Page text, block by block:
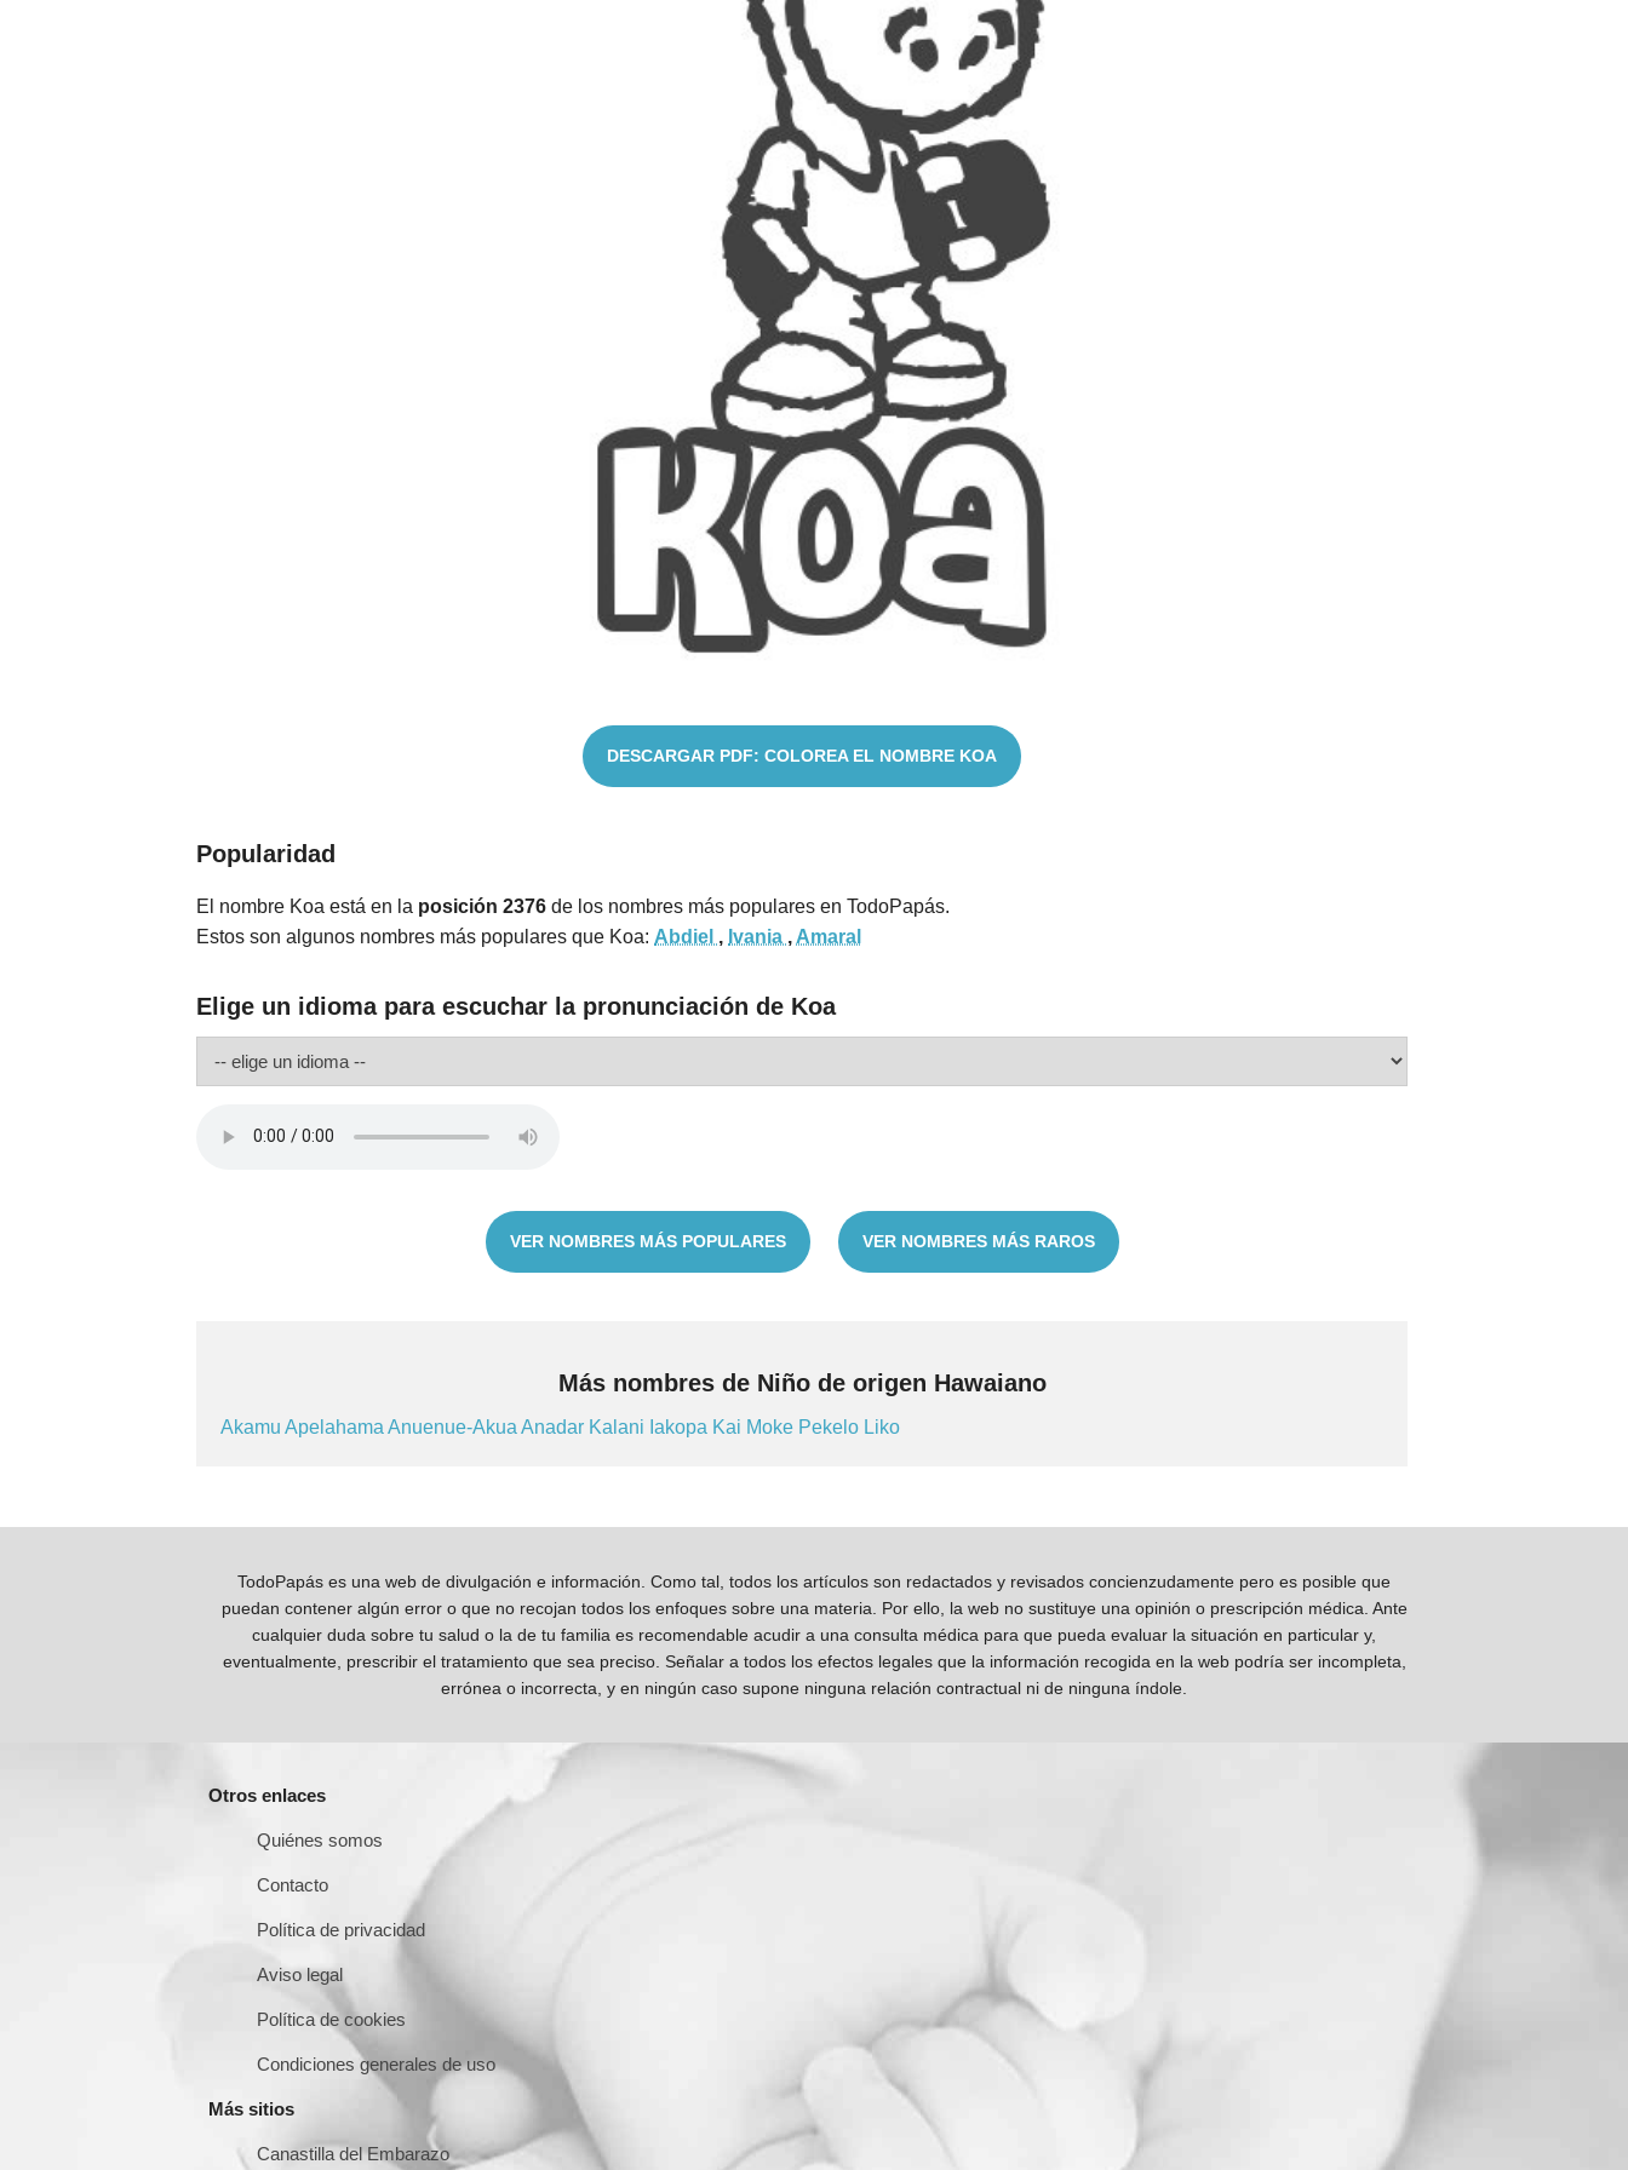
DESCARGAR PDF: COLOREA EL NOMBRE KOA
Popularidad
El nombre Koa está en la posición 2376 de los nombres más populares en TodoPapás.
Estos son algunos nombres más populares que Koa: Abdiel , Ivania , Amaral
Elige un idioma para escuchar la pronunciación de Koa
VER NOMBRES MÁS POPULARES VER NOMBRES MÁS RAROS
Más nombres de Niño de origen Hawaiano
Akamu Apelahama Anuenue-Akua Anadar Kalani Iakopa Kai Moke Pekelo Liko
TodoPapás es una web de divulgación e información. Como tal, todos los artículos son redactados y revisados concienzudamente pero es posible que
puedan contener algún error o que no recojan todos los enfoques sobre una materia. Por ello, la web no sustituye una opinión o prescripción médica. Ante
cualquier duda sobre tu salud o la de tu familia es recomendable acudir a una consulta médica para que pueda evaluar la situación en particular y,
eventualmente, prescribir el tratamiento que sea preciso. Señalar a todos los efectos legales que la información recogida en la web podría ser incompleta,
errónea o incorrecta, y en ningún caso supone ninguna relación contractual ni de ninguna índole.
Otros enlaces
Quiénes somos
Contacto
Política de privacidad
Aviso legal
Política de cookies
Condiciones generales de uso
Más sitios
Canastilla del Embarazo